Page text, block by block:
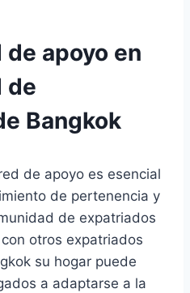
de apoyo en
de
Bangkok
de apoyo es esencial
de pertenencia y
de expatriados
otros expatriados
su hogar puede
a adaptarse a la